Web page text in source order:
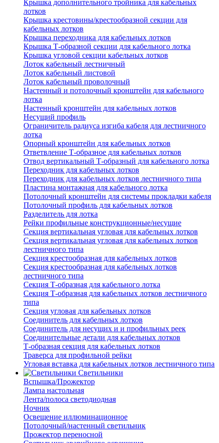
Крышка дополнительного тройника для кабельных
лотков
Крышка крестовины/крестообразной секции для
кабельных лотков
Крышка переходника для кабельных лотков
Крышка Т-образной секции для кабельного лотка
Крышка угловой секции кабельных лотков
Лоток кабельный лестничный
Лоток кабельный листовой
Лоток кабельный проволочный
Настенный и потолочный кронштейн для кабельного
лотка
Настенный кронштейн для кабельных лотков
Несущий профиль
Ограничитель радиуса изгиба кабеля для лестничного
лотка
Опорный кронштейн для кабельных лотков
Ответвление Т-образное для кабельных лотков
Отвод вертикальный Т-образный для кабельного лотка
Переходник для кабельных лотков
Переходник для кабельных лотков лестничного типа
Пластина монтажная для кабельного лотка
Потолочный кронштейн для системы прокладки кабеля
Потолочный профиль для кабельных лотков
Разделитель для лотка
Рейки профильные конструкционные/несущие
Секция вертикальная угловая для кабельных лотков
Секция вертикальная угловая для кабельных лотков
лестничного типа
Секция крестообразная для кабельных лотков
Секция крестообразная для кабельных лотков
лестничного типа
Секция Т-образная для кабельного лотка
Секция Т-образная для кабельных лотков лестничного
типа
Секция угловая для кабельных лотков
Соединитель для кабельных лотков
Соединитель для несущих и и профильных реек
Соединительные детали для кабельных лотков
Т-образная секция для кабельных лотков
Траверса для профильной рейки
Угловая вставка для кабельных лотков лестничного типа
Светильники
Вспышка/Прожектор
Лампа настольная
Лента/полоса светодиодная
Ночник
Освещение иллюминационное
Потолочный/настенный светильник
Прожектор переносной